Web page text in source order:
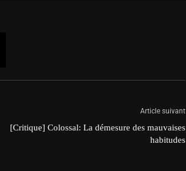
Article suivant
[Critique] Colossal: La démesure des mauvaises
habitudes